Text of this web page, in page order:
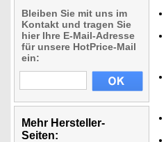
Bleiben Sie mit uns im
Kontakt und tragen Sie
hier Ihre E-Mail-Adresse
für unsere HotPrice-Mail
ein:
Mehr Hersteller-
Seiten: